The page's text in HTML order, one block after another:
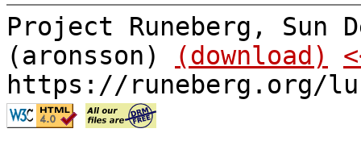
Project Runeberg, Sun
(aronsson)
(download)
https://runeberg.org/